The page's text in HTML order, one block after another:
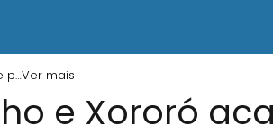
p…Ver mais
e Xororó